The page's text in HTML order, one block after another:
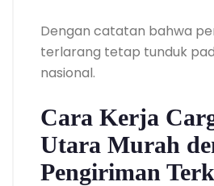
Dengan catatan bahwa
terlarang tetap tunduk
nasional.
Cara Kerja
Utara Murah
Pengiriman